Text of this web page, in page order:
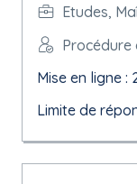
Etudes,
Mise en ligne
Limite de